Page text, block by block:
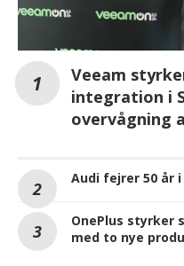
Veeam
integration i
overvågning
Audi fejrer 50 år
OnePlus styrker
med to nye